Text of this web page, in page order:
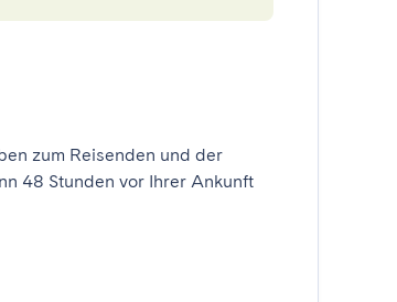
zum Reisenden und der
48 Stunden vor Ihrer Ankunft